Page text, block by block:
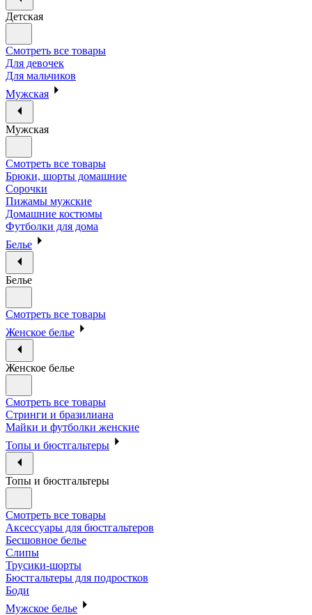
Детская
Смотреть все товары
Для девочек
Для мальчиков
Мужская
Мужская
Смотреть все товары
Брюки, шорты домашние
Сорочки
Пижамы мужские
Домашние костюмы
Футболки для дома
Белье
Белье
Смотреть все товары
Женское белье
Женское белье
Смотреть все товары
Стринги и бразилиана
Майки и футболки женские
Топы и бюстгальтеры
Топы и бюстгальтеры
Смотреть все товары
Аксессуары для бюстгальтеров
Бесшовное белье
Слипы
Трусики-шорты
Бюстгальтеры для подростков
Боди
Мужское белье